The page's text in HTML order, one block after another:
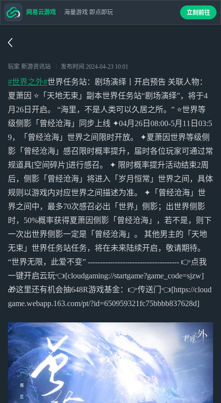
玩家 新游资讯站 发布时间 2024-04-23 10:01
#世界之外#世界任务站：剧场演绎丨开启预告 关联人物：
夏萧因 ⭐「天地无束」副本世界任务站“剧场演绎”，将于4
月26日开启。 “海里，不是人类可以久居之所。” ⭐世界等
级侧影「曾经沧海」同步上线 ✦04月26日08:00-5月11日03:5
9，「曾经沧海」世界之间限时开放。 ✦夏萧因世界等级侧
影「曾经沧海」感召限时概率提升，届时各位玩家可通过常
规道具[空间碎片]进行感召。 ✦ 限时概率提升活动结束2周
后，侧影「曾经沧海」将进入「岁月恒常」世界之间，具体
规则以游戏内对应世界之间描述为准。 ✦「曾经沧海」世
界之间中，最多70次感召必出「世界」侧影；出世界侧影
时，50%概率获得夏萧因侧影「曾经沧海」，若不是，则下
一次出世界侧影一定是「曾经沧海」。 其他男主的「天地
无束」世界任务站任务，将在未来陆续开启，敬请期待。
“世界无限，此爱不变” ------------------------------------- 👉点我
一键开启云玩👈[cloudgaming://startgame?game_code=sjzw]
🎁这里还有机会抽648R游戏基金：👉传送门👈[https://cloud
game.webapp.163.com/pt/?id=650959321fc75bbbb837628d]
网易云游戏 海量游戏 即点即玩 立刻前往